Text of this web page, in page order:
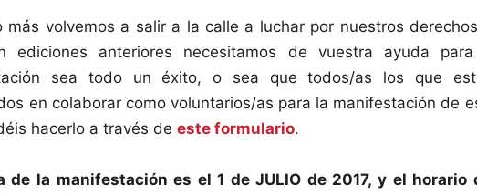
más volvemos a salir a la calle a luchar por nuestros
ediciones anteriores necesitamos de vuestra ayuda
sea todo un éxito, o sea que todos/as los que
en colaborar como voluntarios/as para la manifestación de
hacerlo a través deeste formulario.
de la manifestación es el 1 de JULIO de 2017, y el horario